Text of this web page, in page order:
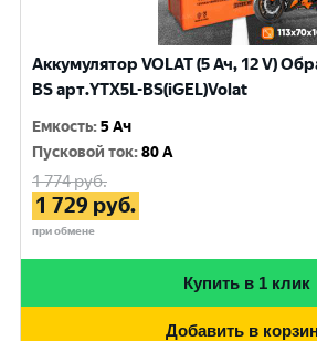
Аккумулятор VOLAT (5 Ач, 12 V)
BS арт.YTX5L-BS(iGEL)Volat
Емкость:5 Ач
Пусковой ток:80 A
1 774руб.
1 729 руб.
при обмене
Купить в 1 клик
Добавить в